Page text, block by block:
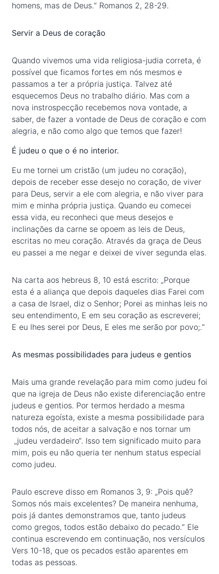
homens, mas de Deus.“ Romanos 2, 28-29.
Servir a Deus de coração
Quando vivemos uma vida religiosa-judia correta, é
possível que ficamos fortes em nós mesmos e
passamos a ter a própria justiça. Talvez até
esquecemos Deus no trabalho diário. Mas com a
nova instrospecção recebemos nova vontade, a
saber, de fazer a vontade de Deus de coração e com
alegria, e não como algo que temos que fazer!
É judeu o que o é no interior.
Eu me tornei um cristão (um judeu no coração),
depois de receber esse desejo no coração, de viver
para Deus, servir a ele com alegria, e não viver para
mim e minha própria justiça. Quando eu comecei
essa vida, eu reconheci que meus desejos e
inclinações da carne se opoem as leis de Deus,
escritas no meu coração. Através da graça de Deus
eu passei a me negar e deixei de viver segunda elas.
Na carta aos hebreus 8, 10 está escrito: „Porque
esta é a aliança que depois daqueles dias Farei com
a casa de Israel, diz o Senhor; Porei as minhas leis no
seu entendimento, E em seu coração as escreverei;
E eu lhes serei por Deus, E eles me serão por povo;.“
As mesmas possibilidades para judeus e gentios
Mais uma grande revelação para mim como judeu foi
que na igreja de Deus não existe diferenciação entre
judeus e gentios. Por termos herdado a mesma
natureza egoísta, existe a mesma possibilidade para
todos nós, de aceitar a salvação e nos tornar um
„judeu verdadeiro“. Isso tem significado muito para
mim, pois eu não queria ter nenhum status especial
como judeu.
Paulo escreve disso em Romanos 3, 9: „Pois quê?
Somos nós mais excelentes? De maneira nenhuma,
pois já dantes demonstramos que, tanto judeus
como gregos, todos estão debaixo do pecado.“ Ele
continua escrevendo em continuação, nos versículos
Vers 10-18, que os pecados estão aparentes em
todas as pessoas.